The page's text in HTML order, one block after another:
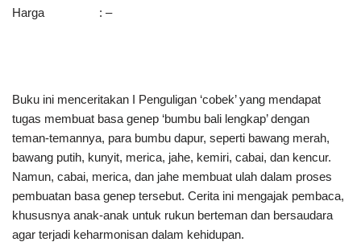
Harga : –
Buku ini menceritakan I Penguligan ‘cobek’ yang mendapat
tugas membuat basa genep ‘bumbu bali lengkap’ dengan
teman-temannya, para bumbu dapur, seperti bawang merah,
bawang putih, kunyit, merica, jahe, kemiri, cabai, dan kencur.
Namun, cabai, merica, dan jahe membuat ulah dalam proses
pembuatan basa genep tersebut. Cerita ini mengajak pembaca,
khususnya anak-anak untuk rukun berteman dan bersaudara
agar terjadi keharmonisan dalam kehidupan.